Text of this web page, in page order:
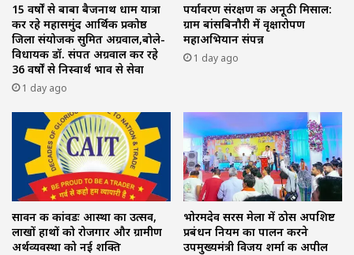
15 वर्षों से बाबा बैजनाथ धाम यात्रा
कर रहे महासमुंद आर्थिक प्रकोष्ठ
जिला संयोजक सुमित अग्रवाल,बोले-
विधायक डॉ. संपत अग्रवाल कर रहे
36 वर्षों से निस्वार्थ भाव से सेवा
1 day ago
पर्यावरण संरक्षण की अनूठी मिसाल:
ग्राम बांसबिनौरी में वृक्षारोपण
महाअभियान संपन्न
1 day ago
सावन की कांवडः आस्था का उत्सव,
लाखों हाथों को रोजगार और ग्रामीण
अर्थव्यवस्था को नई शक्ति
भोरमदेव सरस मेला में ठोस अपशिष्ट
प्रबंधन नियम का पालन करने
उपमुख्यमंत्री विजय शर्मा की अपील